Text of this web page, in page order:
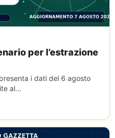
per l’estrazione
i dati del 6 agosto
al...